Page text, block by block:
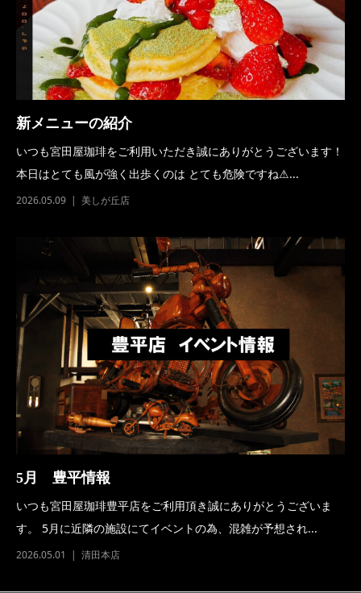
新メニューの紹介
いつも宮田屋珈琲をご利用いただき誠にありがとうございます！
本日はとても風が強く出歩くのは とても危険ですね⚠...
2026.05.09 美しが丘店
5月 豊平情報
いつも宮田屋珈琲豊平店をご利用頂き誠にありがとうございま
す。 5月に近隣の施設にてイベントの為、混雑が予想され...
2026.05.01 清田本店